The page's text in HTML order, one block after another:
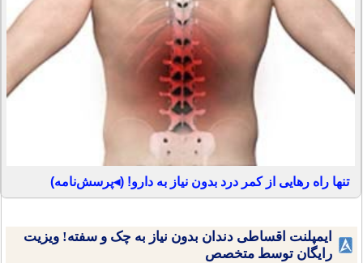
تنها راه رهایی از کمر درد بدون نیاز به دارو! (◂پرسش‌نامه)
ایمپلنت اقساطی دندان بدون نیاز به چک و سفته! ویزیت
رایگان توسط متخصص